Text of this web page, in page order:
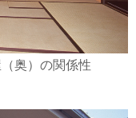
奥）の関係性